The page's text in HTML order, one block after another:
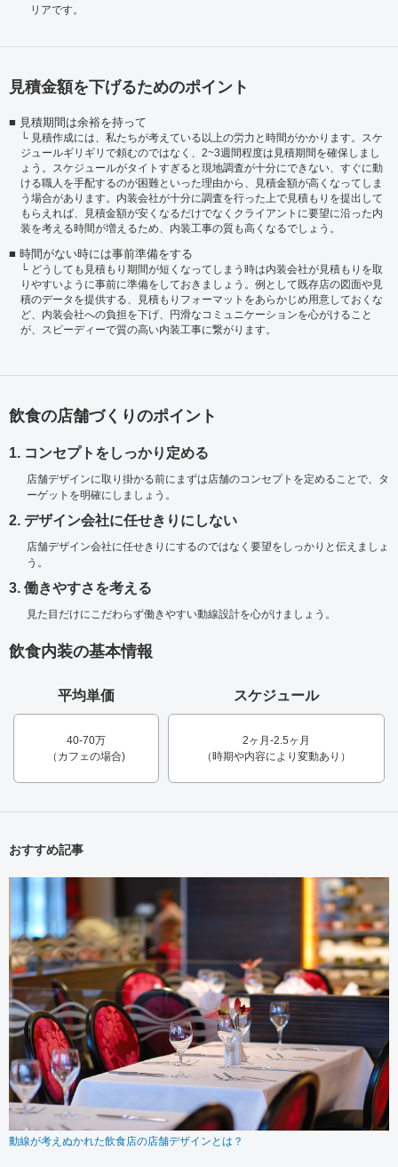
リアです。
見積金額を下げるためのポイント
見積期間は余裕を持って
見積作成には、私たちが考えている以上の労力と時間がかかります。スケ
ジュールギリギリで頼むのではなく、2~3週間程度は見積期間を確保しまし
ょう。スケジュールがタイトすぎると現地調査が十分にできない、すぐに動
ける職人を手配するのが困難といった理由から、見積金額が高くなってしま
う場合があります。内装会社が十分に調査を行った上で見積もりを提出して
もらえれば、見積金額が安くなるだけでなくクライアントに要望に沿った内
装を考える時間が増えるため、内装工事の質も高くなるでしょう。
時間がない時には事前準備をする
どうしても見積もり期間が短くなってしまう時は内装会社が見積もりを取
りやすいように事前に準備をしておきましょう。例として既存店の図面や見
積のデータを提供する、見積もりフォーマットをあらかじめ用意しておくな
ど、内装会社への負担を下げ、円滑なコミュニケーションを心がけること
が、スピーディーで質の高い内装工事に繋がります。
飲食の店舗づくりのポイント
1. コンセプトをしっかり定める
店舗デザインに取り掛かる前にまずは店舗のコンセプトを定めることで、タ
ーゲットを明確にしましょう。
2. デザイン会社に任せきりにしない
店舗デザイン会社に任せきりにするのではなく要望をしっかりと伝えましょ
う。
3. 働きやすさを考える
見た目だけにこだわらず働きやすい動線設計を心がけましょう。
飲食内装の基本情報
平均単価
40-70万
（カフェの場合)
スケジュール
2ヶ月-2.5ヶ月
（時期や内容により変動あり）
おすすめ記事
動線が考えぬかれた飲食店の店舗デザインとは？